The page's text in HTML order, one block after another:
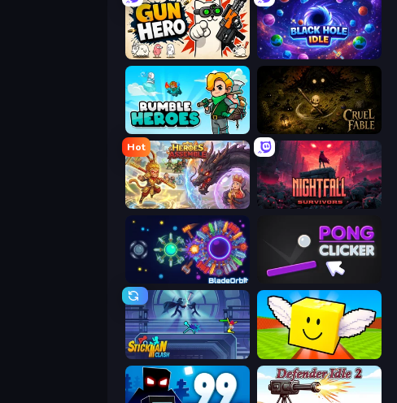
Gun Hero: Cat Survival Black Hole Idle
Rumble Heroes Cruel Fable
Hot
Heroes Assemble Nightfall Survivors
BladeOrbit.io Pong Clicker
Stickman Clash Lucky Brainrot Blocks Online